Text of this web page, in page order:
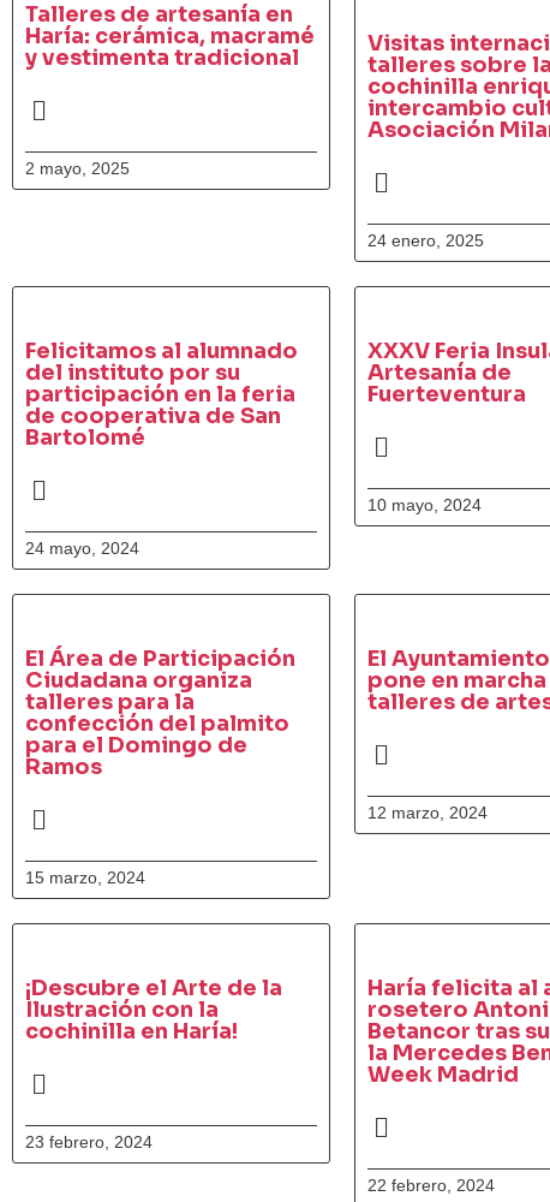
Talleres de artesanía en
Haría: cerámica, macramé
y vestimenta tradicional
2 mayo, 2025
Visitas
talleres sobre la
cochinilla
intercambio
Asociación
24 enero, 2025
Felicitamos al alumnado
del instituto por su
participación en la feria
de cooperativa de San
Bartolomé
24 mayo, 2024
XXXV Feria
Artesanía de
Fuerteventura
10 mayo, 2024
El Área de Participación
Ciudadana organiza
talleres para la
confección del palmito
para el Domingo de
Ramos
15 marzo, 2024
El
pone en
talleres de
12 marzo, 2024
¡Descubre el Arte de la
Ilustración con la
cochinilla en Haría!
23 febrero, 2024
Haría felicita al
rosetero
Betancor tras
la Mercedes
Week Madrid
22 febrero, 2024